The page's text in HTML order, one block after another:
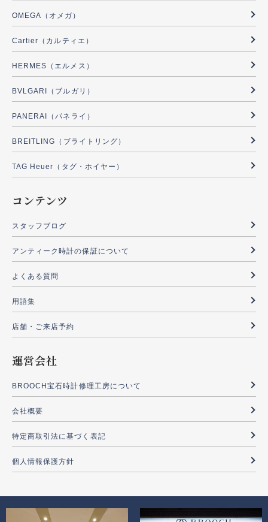
OMEGA（オメガ）
Cartier（カルティエ）
HERMES（エルメス）
BVLGARI（ブルガリ）
PANERAI（パネライ）
BREITLING（ブライトリング）
TAG Heuer（タグ・ホイヤー）
コンテンツ
スタッフブログ
アンティーク時計の保証について
よくある質問
用語集
店舗・ご来店予約
運営会社
BROOCH宝石時計修理工房について
会社概要
特定商取引法に基づく表記
個人情報保護方針